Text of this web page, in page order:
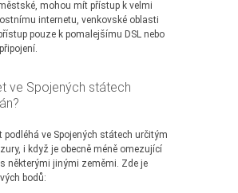
mohou mít přístup k velmi
internetu, venkovské oblasti
pouze k pomalejšímu DSL nebo
ve Spojených státech
podléhá ve Spojených státech určitým
i když je obecně méně omezující
některými jinými zeměmi. Zde je
bodů: